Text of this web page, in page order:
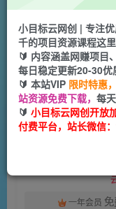
利用公式制作内
一套公式解决一
一个小目标云
2年前更新
此内容为付费阅读，
一年会员
付费阅读
小目标云网创 | 专注
千的项目资源课程这里
🔰 内容涵盖网赚项目
每日稳定更新20-30优
🔰 本站VIP 限时特惠，
站资源免费下载， 每
🔰 小目标云网创开放
付费平台，站长微信